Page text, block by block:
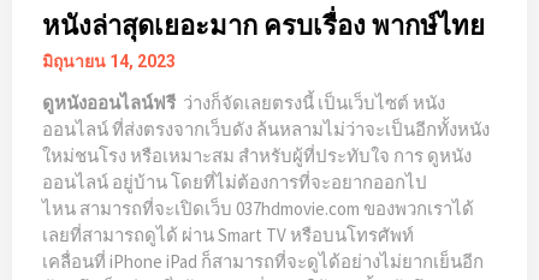
หนังล่าสุดเยอะมาก ครบเรื่อง พากษ์ไทย
มิถุนายน 14, 2023
ดูหนังออนไลน์ฟรี ว่างก็จัดเลยตรงนี้ เป็นเว็บไซต์ หนัง
ออนไลน์ ที่ส่งตรงจากเว็บดัง ล้นหลามไม่ว่าจะเป็นอีกทั้งหนัง
ใหม่ชนโรง หรือเหมาะสม สำหรับผู้ที่ประทับใจ การ ดูหนัง
ออนไลน์ อยู่บ้าน โดยที่ไม่ต้องการที่จะอยากออกไป
ไหน สามารถที่จะเปิดเว็บ 037hdmovie.com ของพวกเราได้
เลยที่สามารถดูได้ ผ่าน Smart TV หรือบนโทรศัพท์
เคลื่อนที่ iPhone iPad ก็สามารถที่จะดูได้อย่างไม่ยากเย็นอีก